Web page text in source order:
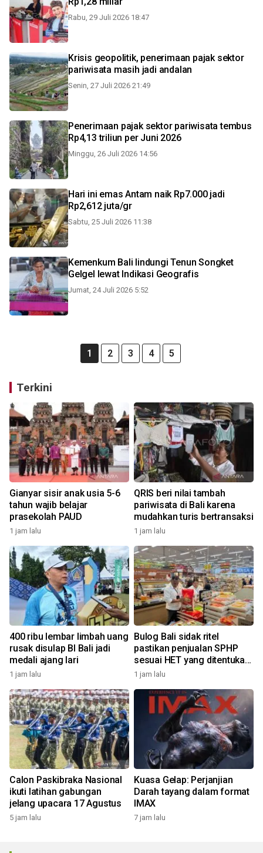
Rabu, 29 Juli 2026 18:47
Krisis geopolitik, penerimaan pajak sektor
pariwisata masih jadi andalan
Senin, 27 Juli 2026 21:49
Penerimaan pajak sektor pariwisata tembus
Rp4,13 triliun per Juni 2026
Minggu, 26 Juli 2026 14:56
Hari ini emas Antam naik Rp7.000 jadi
Rp2,612 juta/gr
Sabtu, 25 Juli 2026 11:38
Kemenkum Bali lindungi Tenun Songket
Gelgel lewat Indikasi Geografis
Jumat, 24 Juli 2026 5:52
1 2 3 4 5
Terkini
Gianyar sisir anak usia 5-6
tahun wajib belajar
prasekolah PAUD
1 jam lalu
QRIS beri nilai tambah
pariwisata di Bali karena
mudahkan turis bertransaksi
1 jam lalu
400 ribu lembar limbah uang
rusak disulap BI Bali jadi
medali ajang lari
1 jam lalu
Bulog Bali sidak ritel
pastikan penjualan SPHP
sesuai HET yang ditentukan
pemerintah
1 jam lalu
Calon Paskibraka Nasional
ikuti latihan gabungan
jelang upacara 17 Agustus
5 jam lalu
Kuasa Gelap: Perjanjian
Darah tayang dalam format
IMAX
7 jam lalu